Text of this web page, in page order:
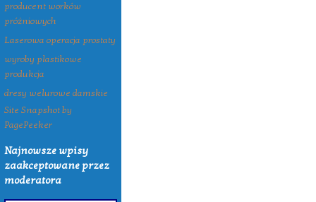
producent worków
próżniowych
Laserowa operacja prostaty
wyroby plastikowe
produkcja
dresy welurowe damskie
Site Snapshot by
PagePeeker
Najnowsze wpisy
zaakceptowane przez
moderatora